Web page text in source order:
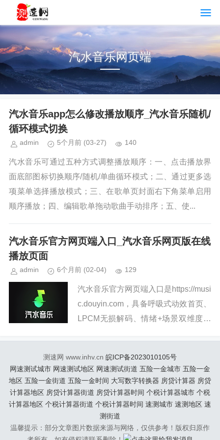
汽水音乐网页端
汽水音乐app怎么修改播放顺序_汽水音乐随机/
循环模式切换
admin 5个月前 (03-27) 140
汽水音乐可通过五种方式调整播放顺序：一、点击播放界
面底部图标切换顺序/随机/单曲循环模式；二、通过更多选
项菜单选择播放模式；三、在歌单页封面右下角菜单启用
顺序播放；四、编辑歌单拖动歌曲手动排序；五、使...
汽水音乐官方网页端入口_汽水音乐网页版在线
播放页面
admin 6个月前 (02-04) 129
汽水音乐官方网页端入口是https://musi
c.douyin.com，具备呼吸式动效首页、
LPCM无损解码、情绪+场景双维度歌
测速网 www.inhv.cn 皖ICP备2023010105号
网速测试城市 网速测试地区 网速测试街道 五险一金城市 五险一金
地区 五险一金街道 五险一金时间 大写数字转换器 房贷计算器 房贷
计算器地区 房贷计算器街道 房贷计算器时间 个税计算器城市 个税
计算器地区 个税计算器街道 个税计算器时间 速测城市 速测地区 速
测街道
温馨提示：部分文章图片数据来源与网络，仅供参考！版权归原作